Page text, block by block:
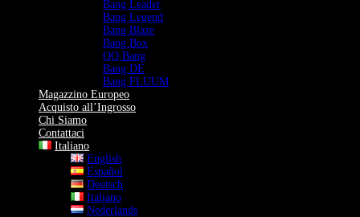
Bang Leader
Bang Legend
Bang Blaze
Bang Box
QQ Bang
Bang DE
Bang FLUUM
Magazzino Europeo
Acquisto all’Ingrosso
Chi Siamo
Contattaci
Italiano
English
Español
Deutsch
Italiano
Nederlands